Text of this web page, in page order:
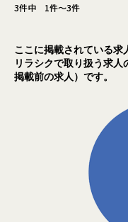
3件中 1件～3件
ここに掲載されている求
リラシクで取り扱う求
掲載前の求人）です。